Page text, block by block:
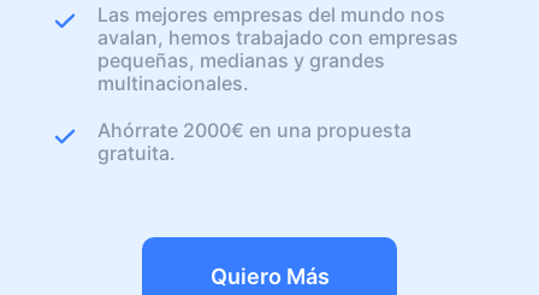
Las mejores empresas del mundo nos
avalan, hemos trabajado con empresas
pequeñas, medianas y grandes
multinacionales.
Ahórrate 2000€ en una propuesta
gratuita.
Quiero Más